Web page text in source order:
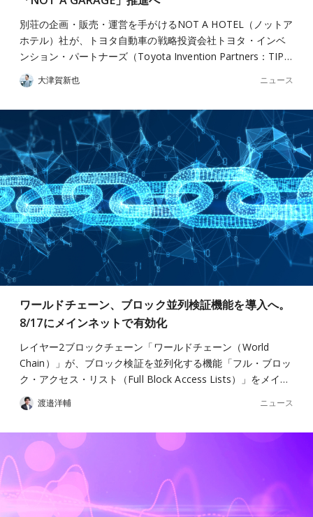
別荘の企画・販売・運営を手がけるNOT A HOTEL（ノットア
ホテル）社が、トヨタ自動車の戦略投資会社トヨタ・インベ
ンション・パートナーズ（Toyota Invention Partners：TIP…
大津賀新也 ニュース
ワールドチェーン、ブロック並列検証機能を導入へ。
8/17にメインネットで有効化
レイヤー2ブロックチェーン「ワールドチェーン（World
Chain）」が、ブロック検証を並列化する機能「フル・ブロッ
ク・アクセス・リスト（Full Block Access Lists）」をメイ…
渡邉洋輔 ニュース